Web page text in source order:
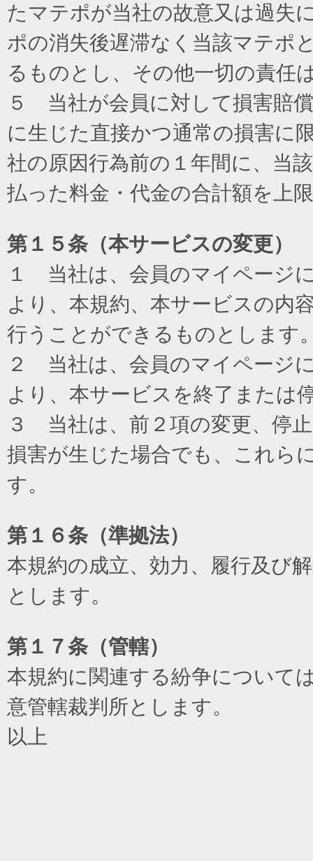
たマテポが当社の故意又は過失
ポの消失後遅滞なく当該マテポ
るものとし、その他一切の責任
５ 当社が会員に対して損害賠
に生じた直接かつ通常の損害に
社の原因行為前の１年間に、当
払った料金・代金の合計額を上
第１５条（本サービスの変更）
１ 当社は、会員のマイページ
より、本規約、本サービスの内
行うことができるものとします
２ 当社は、会員のマイページ
より、本サービスを終了または
３ 当社は、前２項の変更、停
損害が生じた場合でも、これら
す。
第１６条（準拠法）
本規約の成立、効力、履行及び
とします。
第１７条（管轄）
本規約に関連する紛争について
意管轄裁判所とします。
以上